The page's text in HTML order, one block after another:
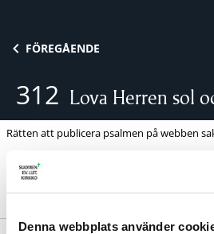
Denna webbplats använder
FÖREGÅENDE
312 Lova Herren sol
Rätten att publicera psalmen på webben